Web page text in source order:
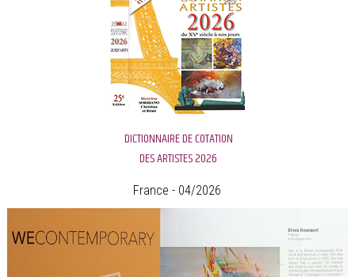
DICTIONNAIRE DE COTATION
DES ARTISTES 2026
France - 04/2026